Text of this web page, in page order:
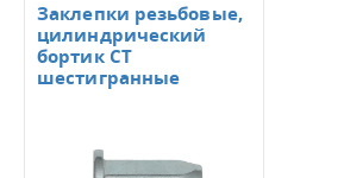
Заклепки резьбовые,
цилиндрический
бортик СТ
шестигранные